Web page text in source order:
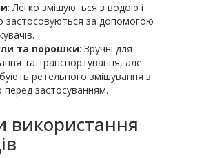
: Легко змішуються з водою і
застосовуються за допомогою
та порошки: Зручні для
та транспортування, але
ретельного змішування з
застосуванням.
використання